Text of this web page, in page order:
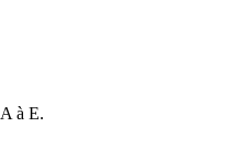
A à E.